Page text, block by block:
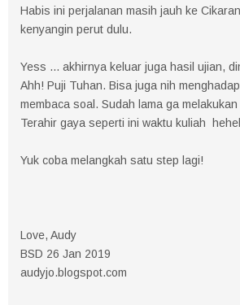
Habis ini perjalanan masih jauh ke
kenyangin perut dulu.
Yess ... akhirnya keluar juga hasil ujian,
Ahh! Puji Tuhan. Bisa juga nih
membaca soal. Sudah lama ga
Terahir gaya seperti ini waktu kuliah
Yuk coba melangkah satu step lagi!
Love, Audy
BSD 26 Jan 2019
audyjo.blogspot.com